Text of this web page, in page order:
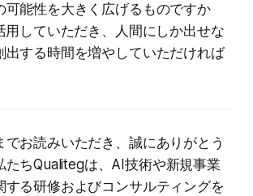
可能性を大きく広げるものですか
用していただき、人間にしか出せな
出する時間を増やしていただければ
でお読みいただき、誠にありがとう
たちQualitegは、AI技術や新規事業
する研修およびコンサルティングを